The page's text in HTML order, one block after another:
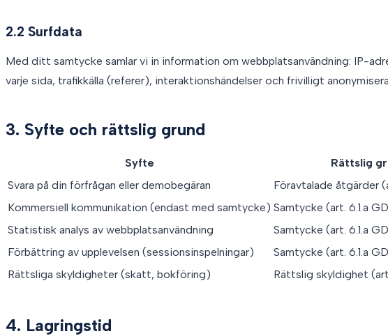
2.2 Surfdata
Med ditt samtycke samlar vi in information om webbplatsanvändning: IP-
varje sida, trafikkälla (referer), interaktionshändelser och frivilligt
3. Syfte och rättslig grund
Syfte
Rättslig
Svara på din förfrågan eller demobegäran
Föravtalade åtgärder
Kommersiell kommunikation (endast med samtycke) Samtycke (art. 6.1.a
Statistisk analys av webbplatsanvändning
Samtycke (art. 6.1.a
Förbättring av upplevelsen (sessionsinspelningar)
Samtycke (art. 6.1.a
Rättsliga skyldigheter (skatt, bokföring)
Rättslig skyldighet
4. Lagringstid